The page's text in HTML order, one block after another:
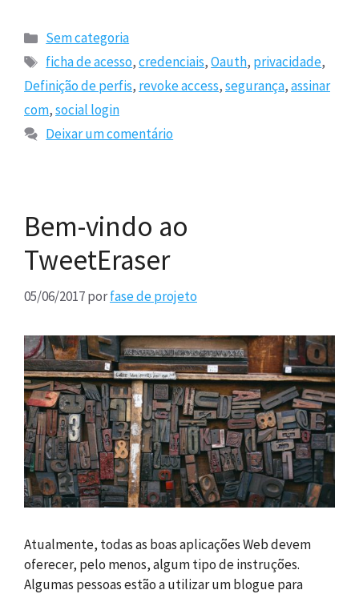
Categorias
Sem categoria
Etiquetas
ficha de acesso,credenciais,Oauth, privacidade,
Definição de perfis, revoke access,segurança,assinar
com,social login
Deixar um comentário
Bem-vindo ao
TweetEraser
05/06/2017porfase de projeto
Atualmente, todas as boas aplicações Web devem
oferecer, pelo menos, algum tipo de instruções.
Algumas pessoas estão a utilizar um blogue para